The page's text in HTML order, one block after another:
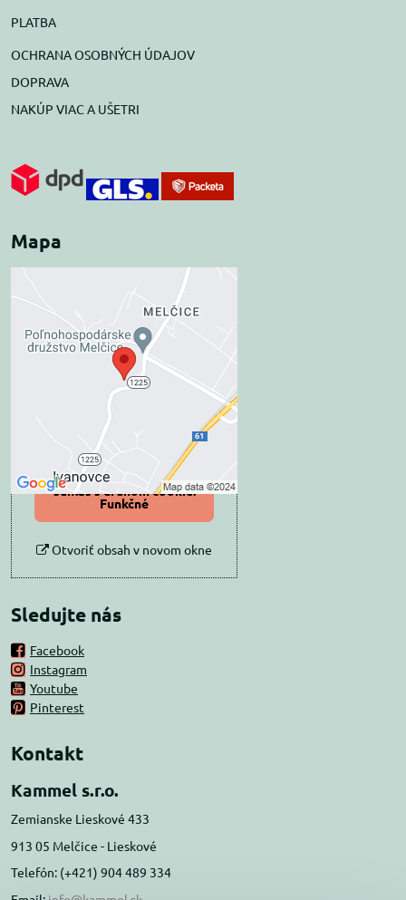
PLATBA
OCHRANA OSOBNÝCH ÚDAJOV
DOPRAVA
NAKÚP VIAC A UŠETRI
Mapa
Externý obsah je
blokovaný Voľbami
súkromia
Prajete si načítať externý obsah?
Povoliť tentokrát
Povoliť a zapamätať -
súhlas s druhom cookie:
Funkčné
Otvoriť obsah v novom okne
Sledujte nás
Facebook
Instagram
Youtube
Pinterest
Kontakt
Kammel s.r.o.
Zemianske Lieskové 433
913 05 Melčice - Lieskové
Telefón: (+421) 904 489 334